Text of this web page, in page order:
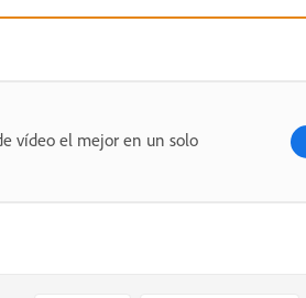
vídeo el mejor en un solo